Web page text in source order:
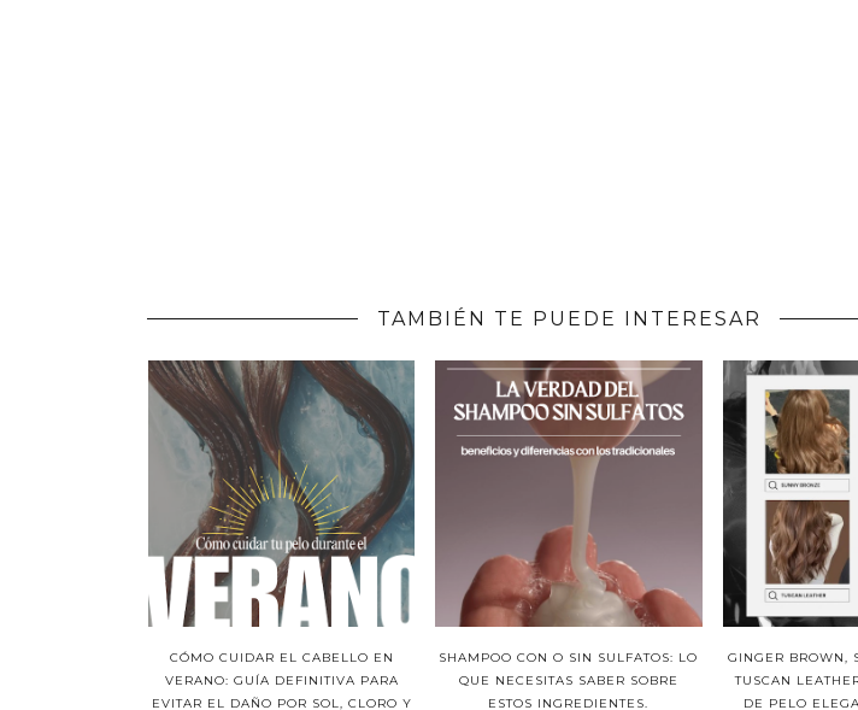
TAMBIÉN TE PUEDE INTERESAR
CÓMO CUIDAR EL CABELLO EN
VERANO: GUÍA DEFINITIVA PARA
EVITAR EL DAÑO POR SOL, CLORO Y
SHAMPOO CON O SIN SULFATOS: LO
QUE NECESITAS SABER SOBRE
ESTOS INGREDIENTES.
GINGER BROWN,
TUSCAN
DE PELO